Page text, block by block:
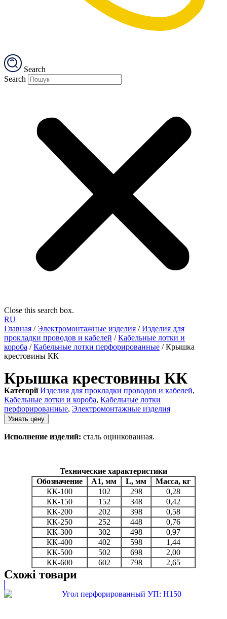
Search
Search
Close this search box.
RU
Главная /Электромонтажные изделия /Изделия для
прокладки проводов и кабелей /Кабельные лотки и
короба /Кабельные лотки перфорированные / Крышка
крестовины КК
Крышка крестовины КК
Категорії Изделия для прокладки проводов и кабелей,
Кабельные лотки и короба, Кабельные лотки
перфорированные, Электромонтажные изделия
Узнать цену
Исполнение изделий: сталь оцинкованная.
Технические характеристики
Обозначение
A1, мм L, мм
Масса, кг
КК-100
102 298
0,28
КК-150
152 348
0,42
КК-200
202 398
0,58
КК-250
252 448
0,76
КК-300
302 498
0,97
КК-400
402 598
1,44
КК-500
502 698
2,00
КК-600
602 798 2,65
Схожі товари